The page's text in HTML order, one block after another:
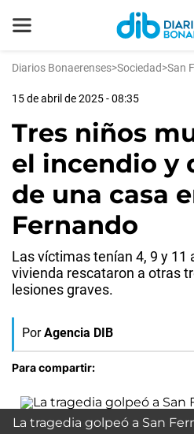
Diarios Bonaerenses>Sociedad>San
15 de abril de 2025 - 08:35
Tres niños
el incendio y
de una casa
Fernando
Las víctimas tenían 4, 9 y 11
vivienda rescataron a otras
lesiones graves.
Por Agencia DIB
Para compartir:
La tragedia golpeó a San